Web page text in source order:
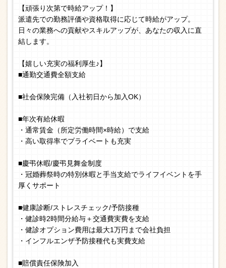
【頑張り次第で時給アップ！】
派遣先での勤務評価や資格取得に応じて時給がアップ。
日々の業務への貢献やスキルアップが、あなたの収入に直
結します。
【嬉しい充実の福利厚生♪】
■通勤交通費全額支給
■社会保険完備（入社初日から加入OK）
■年次有給休暇
・通常賃金（所定労働時間×時給）で支給
・高い取得率でプライベートも充実
■慶弔休暇/慶弔見舞金制度
・冠婚葬祭時の特別休暇と手当支給でライフイベントを手
厚くサポート
■健康診断/ストレスチェック/予防接種
・健診時2時間分給与＋交通費実費を支給
・健診オプション費用は最大1万円まで会社負担
・インフルエンザ予防接種代も実費支給
■賠償責任保険加入